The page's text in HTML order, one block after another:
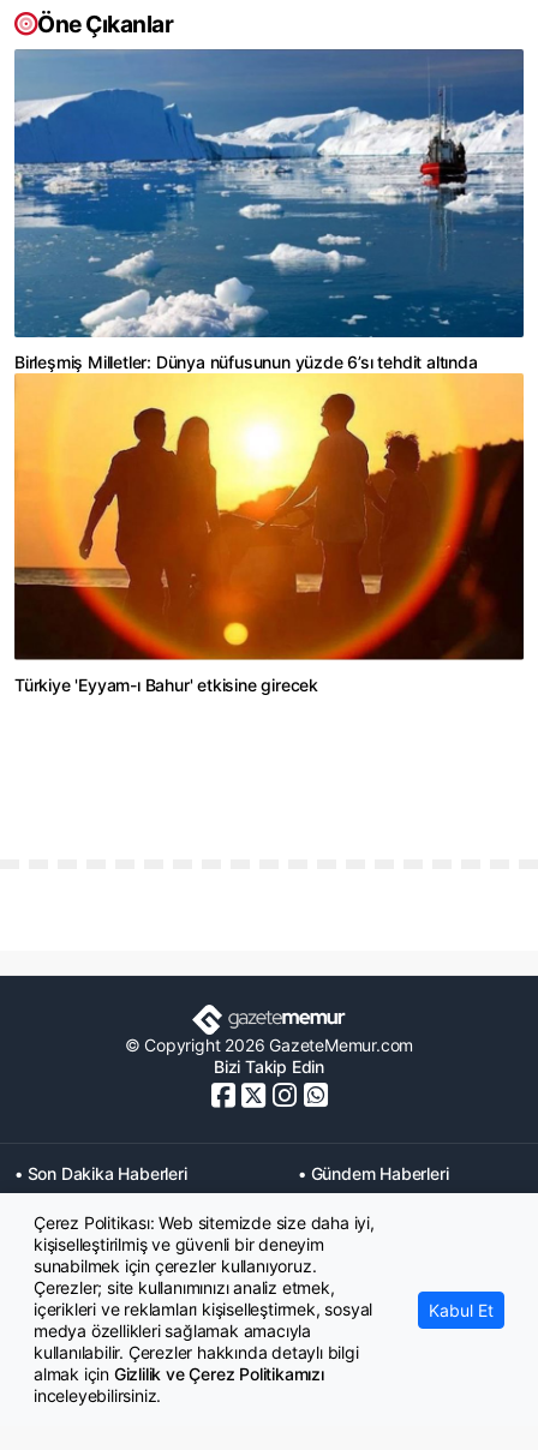
Öne Çıkanlar
Birleşmiş Milletler: Dünya nüfusunun yüzde 6’sı tehdit altında
Türkiye 'Eyyam-ı Bahur' etkisine girecek
© Copyright 2026 GazeteMemur.com
Bizi Takip Edin
• Son Dakika Haberleri
• Gündem Haberleri
• Memurlar Haberleri
• KPSS Haberleri
• Ekonomi Haberleri
• Eğitim Haberleri
• Yaşam Haberleri
• Maaş Verileri Haberleri
• Mahkeme Kararları
Haberleri
Çerez Politikası: Web sitemizde size daha iyi,
kişiselleştirilmiş ve güvenli bir deneyim
sunabilmek için çerezler kullanıyoruz.
Çerezler; site kullanımınızı analiz etmek,
içerikleri ve reklamları kişiselleştirmek, sosyal
medya özellikleri sağlamak amacıyla
kullanılabilir. Çerezler hakkında detaylı bilgi
almak için Gizlilik ve Çerez Politikamızı
inceleyebilirsiniz.
Kabul Et